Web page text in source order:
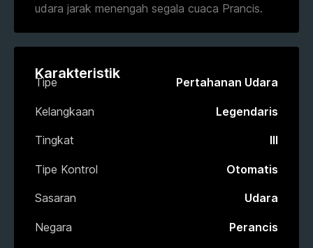
udara jarak menengah segala cuaca Prancis.
Karakteristik
Tipe Pertahanan Udara
Kelangkaan Legendaris
Tingkat III
Tipe Kontrol Otomatis
Sasaran Udara
Negara Perancis